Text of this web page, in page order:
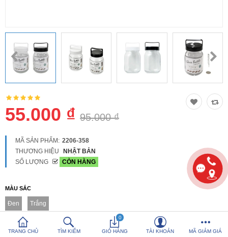
So sánh Yêu thích (0)
Hotline: 0816 505 655
Tải App SanHangRe nhận Quà
TRANG CHỦ TÌM KIẾM
0
GIỎ HÀNG TÀI KHOẢN MÃ GIẢM GIÁ
55.000 ₫ 95.000 ₫
MÃ SẢN PHẨM: 2206-358
THƯƠNG HIỆU
NHẬT BẢN
SỐ LƯỢNG
CÒN HÀNG
MÀU SẮC
Đen Trắng